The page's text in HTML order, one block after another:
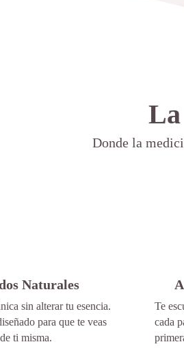
Donde la
Naturales
sin alterar tu esencia.
para que te veas
ti misma.
Te
cada